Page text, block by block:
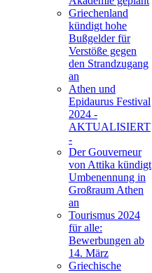
Griechenland
kündigt hohe
Bußgelder für
Verstöße gegen
den Strandzugang
an
Athen und
Epidaurus Festival
2024 -
AKTUALISIERT
-
Der Gouverneur
von Attika kündigt
Umbenennung in
Großraum Athen
an
Tourismus 2024
für alle:
Bewerbungen ab
14. März
Griechische